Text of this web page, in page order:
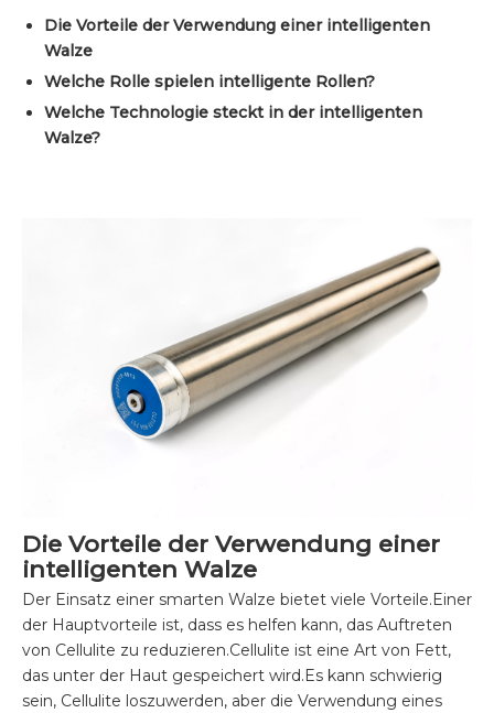
Die Vorteile der Verwendung einer intelligenten
Walze
Welche Rolle spielen intelligente Rollen?
Welche Technologie steckt in der intelligenten
Walze?
Die Vorteile der Verwendung einer
intelligenten Walze
Der Einsatz einer smarten Walze bietet viele Vorteile.Einer
der Hauptvorteile ist, dass es helfen kann, das Auftreten
von Cellulite zu reduzieren.Cellulite ist eine Art von Fett,
das unter der Haut gespeichert wird.Es kann schwierig
sein, Cellulite loszuwerden, aber die Verwendung eines